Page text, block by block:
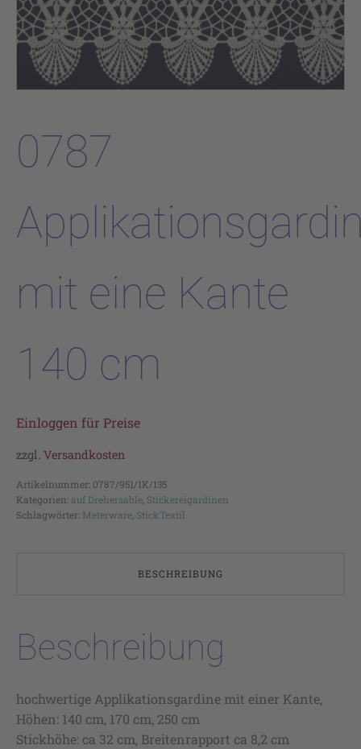
0787
mit eine Kante
140 cm
Einloggen für Preise
zzgl. Versandkosten
Artikelnummer: 0787/951/1K/135
Kategorien: auf Drehersable Stickereigardinen
Schlagwörter: Meterware StickTextil
BESCHREIBUNG
Beschreibung
hochwertige Applikationsgardine mit einer Kante,
Höhen: 140 cm, 170 cm, 250 cm
Stickhöhe: ca 32 cm, Breitenrapport ca 8,2 cm